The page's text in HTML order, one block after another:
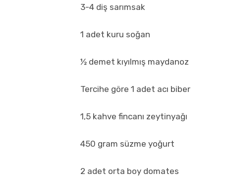
3-4 diş sarımsak
1 adet kuru soğan
½ demet kıyılmış maydanoz
Tercihe göre 1 adet acı biber
1,5 kahve fincanı zeytinyağı
450 gram süzme yoğurt
2 adet orta boy domates